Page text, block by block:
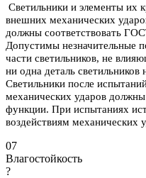
Светильники и элементы их
внешних механических
должны соответствовать
Допустимы незначительные
части светильников, не
ни одна деталь
Светильники после
механических ударов должны
функции. При испытаниях
воздействиям механических
07
Влагостойкость
?